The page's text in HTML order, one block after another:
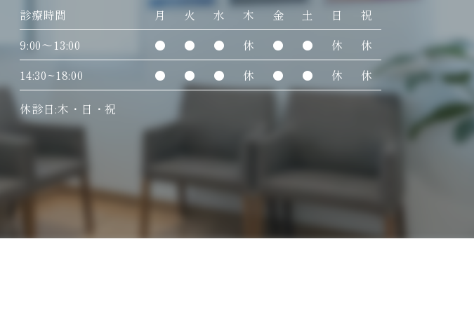
診療時間 月 火 水 木 金 土 日
祝
9:00〜13:00
● ● ● 休 ● ● 休
休
14:30~18:00
● ● ● 休 ● ● 休
休
休診日:木・日・祝